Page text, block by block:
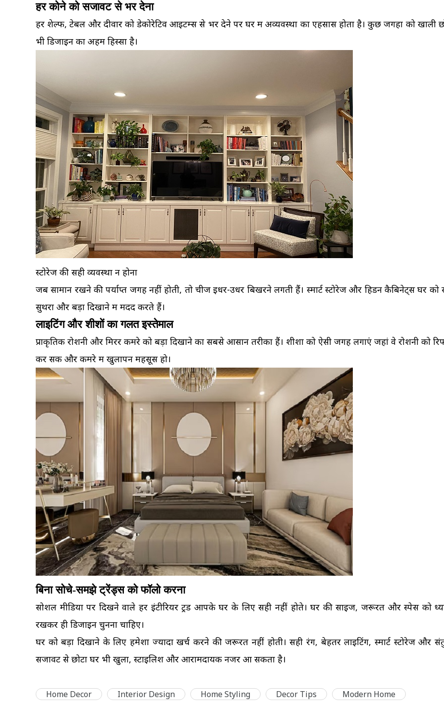
हर कोने को सजावट से भर देना
हर शेल्फ, टेबल और दीवार को डेकोरेटिव आइटम्स से भर देने पर घर में अव्यवस्था का एहसास होता है। कुछ जगहों को खाली
भी डिजाइन का अहम हिस्सा है।
स्टोरेज की सही व्यवस्था न होना
जब सामान रखने की पर्याप्त जगह नहीं होती, तो चीजें इधर-उधर बिखरने लगती हैं। स्मार्ट स्टोरेज और हिडन कैबिनेट्स घर को
सुथरा और बड़ा दिखाने में मदद करते हैं।
लाइटिंग और शीशों का गलत इस्तेमाल
प्राकृतिक रोशनी और मिरर कमरे को बड़ा दिखाने का सबसे आसान तरीका हैं। शीशों को ऐसी जगह लगाएं जहां वे रोशनी को
कर सकें और कमरे में खुलापन महसूस हो।
बिना सोचे-समझे ट्रेंड्स को फॉलो करना
सोशल मीडिया पर दिखने वाले हर इंटीरियर ट्रेंड आपके घर के लिए सही नहीं होते। घर की साइज, जरूरत और स्पेस को
रखकर ही डिजाइन चुनना चाहिए।
घर को बड़ा दिखाने के लिए हमेशा ज्यादा खर्च करने की जरूरत नहीं होती। सही रंग, बेहतर लाइटिंग, स्मार्ट स्टोरेज और
सजावट से छोटा घर भी खुला, स्टाइलिश और आरामदायक नजर आ सकता है।
Home Decor Interior Design Home Styling Decor Tips Modern Home